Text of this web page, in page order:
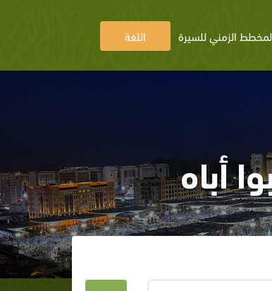
الزمني للسيرة اللغة
أباه